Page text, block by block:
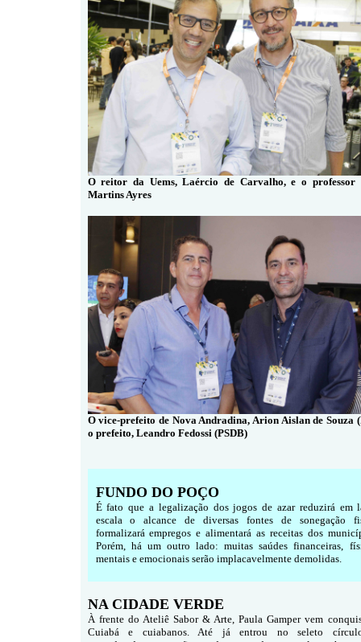
O reitor da Uems, Laércio de Carvalho, e o professor
Martins Ayres
O vice-prefeito de Nova Andradina, Arion Aislan de Souza
o prefeito, Leandro Fedossi (PSDB)
FUNDO DO POÇO
É fato que a legalização dos jogos de azar reduzirá em
escala o alcance de diversas fontes de sonegação
formalizará empregos e alimentará as receitas dos
Porém, há um outro lado: muitas saúdes financeiras,
mentais e emocionais serão implacavelmente demolidas.
NA CIDADE VERDE
À frente do Ateliê Sabor & Arte, Paula Gamper vem
Cuiabá e cuiabanos. Até já entrou no seleto